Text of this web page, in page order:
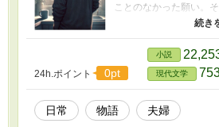
ことのなかった願い。
気ない一言が、その水
みを浮かび上がらせる
して夫婦でいることと
で揺れる互いの心に、
る。
24h.ポイント 0pt
小説
現代文学
日常 物語 夫婦